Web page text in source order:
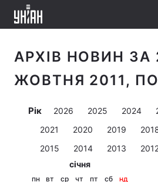
АРХІВ НОВИН ЗА
ЖОВТНЯ 2011,
Рік 2026 2025 2024
2021
2020 2019
2015
2014 2013
січня
пн вт ср чт пт сб
нд